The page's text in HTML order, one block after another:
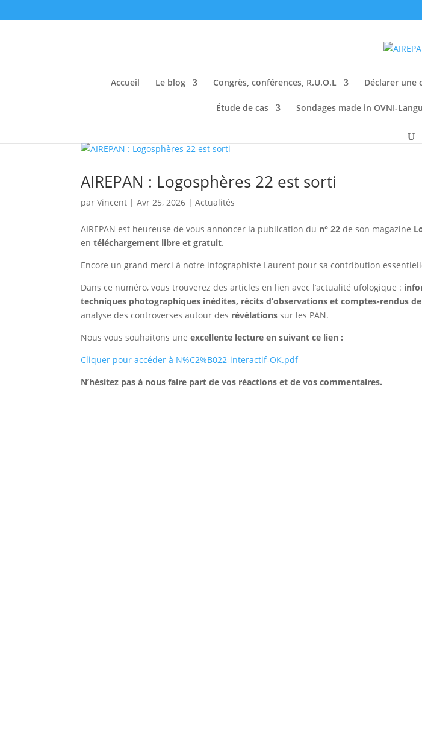
Accueil Le blog Congrès, conférences, R.U.O.L Déclarer une
Étude de cas Sondages made in OVNI-
AIREPAN : Logosphères 22 est sorti
parVincent |Avr 25, 2026 |Actualités
AIREPAN est heureuse de vous annoncer la publication du n° 22 de son magazine
entéléchargement libre et gratuit.
Encore un grand merci à notre infographiste Laurent pour sa contribution
Dans ce numéro, vous trouverez des articles en lien avec l’actualité ufologique :
techniques photographiques inédites, récits d’observations et comptes-rendus
analyse des controverses autour des révélations sur les PAN.
Nous vous souhaitons uneexcellente lecture en suivant ce lien :
Cliquer pour accéder à N%C2%B022-interactif-OK.pdf
N’hésitez pas à nous faire part de vos réactions et de vos commentaires.